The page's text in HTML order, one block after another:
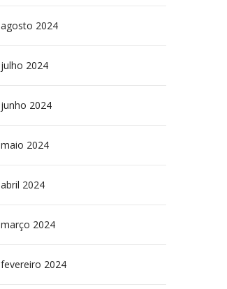
agosto 2024
julho 2024
junho 2024
maio 2024
abril 2024
março 2024
fevereiro 2024